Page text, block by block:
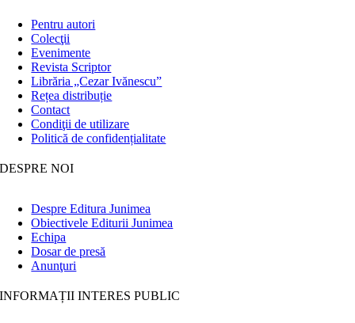
Pentru autori
Colecţii
Evenimente
Revista Scriptor
Librăria „Cezar Ivănescu”
Rețea distribuție
Contact
Condiţii de utilizare
Politică de confidențialitate
DESPRE NOI
Despre Editura Junimea
Obiectivele Editurii Junimea
Echipa
Dosar de presă
Anunţuri
INFORMAȚII INTERES PUBLIC